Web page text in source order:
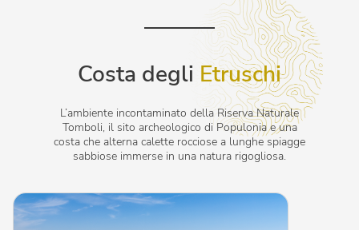
Costa degli Etruschi
L’ambiente incontaminato della Riserva Naturale
Tomboli, il sito archeologico di Populonia e una
costa che alterna calette rocciose a lunghe spiagge
sabbiose immerse in una natura rigogliosa.